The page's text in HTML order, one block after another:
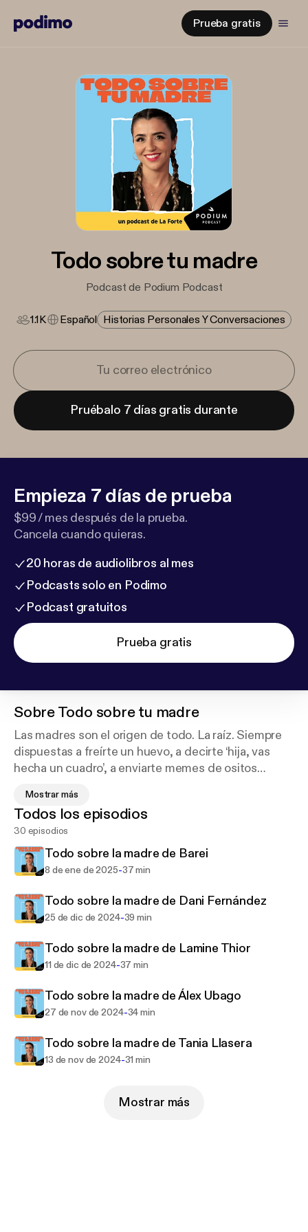
Prueba gratis
Todo sobre tu madre
Podcast de Podium Podcast
1.1K Español Historias Personales Y Conversaciones
Pruébalo 7 días gratis durante
Empieza 7 días de prueba
$99 / mes después de la prueba.
Cancela cuando quieras.
20 horas de audiolibros al mes
Podcasts solo en Podimo
Podcast gratuitos
Prueba gratis
SobreTodo sobre tu madre
Las madres son el origen de todo. La raíz. Siempre
dispuestas a freírte un huevo, a decirte ‘hija, vas
hecha un cuadro’, a enviarte memes de ositos
pero todas, si van, encuentran lo que tú no
encuentras. La Forte lleva toda la vida obsesionada
con la figura de las madres y ahora se ha propuesto
conocer cómo son las madres de las personalidades
del momento.
enseñanzas de su madre llevan por bandera? ¿Por
qué les castigaban si se portaban mal de pequeños?
famosos para saber cómo su relación con su madre
les ha ayudado a llegar al punto en el que están hoy.
plataformas de audio y video. Producido por Podium
Podcast.
Mostrar más
Todos los episodios
30 episodios
Todo sobre la madre de Barei
8 de ene de 2025-37 min
Todo sobre la madre de Dani Fernández
25 de dic de 2024-39 min
Todo sobre la madre de Lamine Thior
11 de dic de 2024-37 min
Todo sobre la madre de Álex Ubago
27 de nov de 2024-34 min
Todo sobre la madre de Tania Llasera
13 de nov de 2024-31 min
Mostrar más